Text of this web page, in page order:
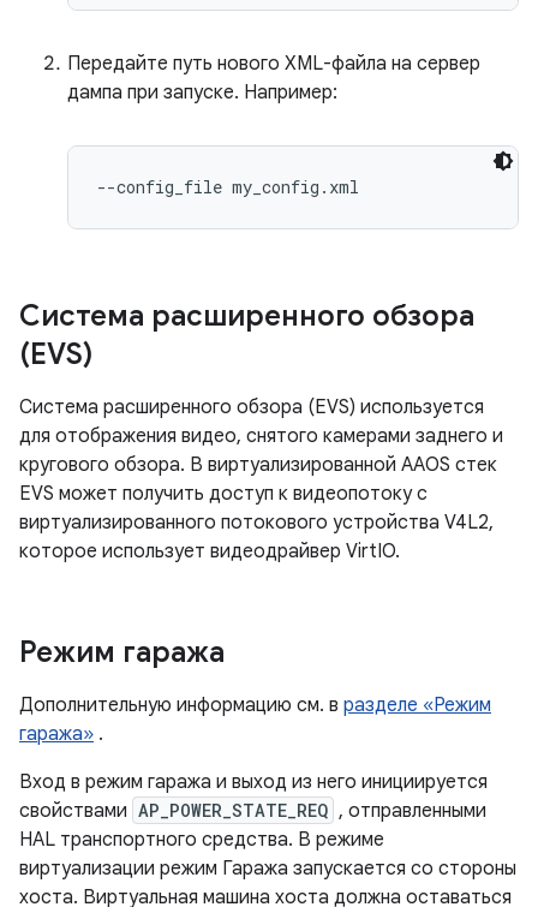
Передайте путь нового XML-файла на сервер
дампа при запуске. Например:
Система расширенного обзора
(EVS)
Система расширенного обзора (EVS) используется
для отображения видео, снятого камерами заднего и
кругового обзора. В виртуализированной AAOS стек
EVS может получить доступ к видеопотоку с
виртуализированного потокового устройства V4L2,
которое использует видеодрайвер VirtIO.
Режим гаража
Дополнительную информацию см. в разделе «Режим
гаража» .
Вход в режим гаража и выход из него инициируется
свойствами AP_POWER_STATE_REQ , отправленными
HAL транспортного средства. В режиме
виртуализации режим Гаража запускается со стороны
хоста. Виртуальная машина хоста должна оставаться